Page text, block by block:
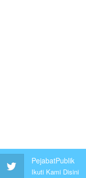
PejabatPublik
Ikuti Kami Disini